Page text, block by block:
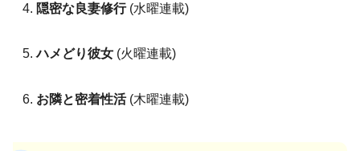
隠密な良妻修行(水曜連載)
ハメどり彼女 (火曜連載)
お隣と密着性活(木曜連載)